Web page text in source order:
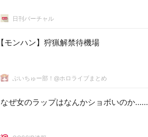
日刊バーチャル
【モンハン】狩猟解禁待機場
ぶいちゅー部！@ホロライブまとめ
なぜ女のラップはなんかショボいのか……